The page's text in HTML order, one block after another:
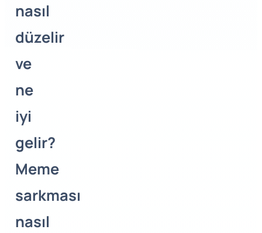
nasıl
düzelir
ve
ne
iyi
gelir?
Meme
sarkması
nasıl